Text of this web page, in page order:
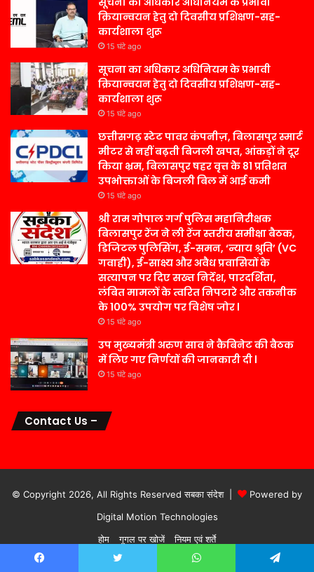
क्रियान्वयन हेतु दो दिवसीय प्रशिक्षण-सह-
कार्यशाला शुरू
15 घंटे ago
सूचना का अधिकार अधिनियम के प्रभावी
क्रियान्वयन हेतु दो दिवसीय प्रशिक्षण-सह-
कार्यशाला शुरू
15 घंटे ago
छत्तीसगढ़ स्टेट पावर कंपनीज़, बिलासपुर स्मार्ट
मीटर से नहीं बढ़ती बिजली खपत, आंकड़ों ने दूर
किया भ्रम, बिलासपुर षहर वृत्त केे 81 प्रतिशत
उपभोक्ताओं के बिजली बिल में आई कमी
15 घंटे ago
श्री राम गोपाल गर्ग पुलिस महानिरीक्षक
बिलासपुर रेंज ने ली रेंज स्तरीय समीक्षा बैठक,
डिजिटल पुलिसिंग, ई-समन, ‘न्याय श्रुति’ (VC
गवाही), ई-साक्ष्य और अवैध प्रवासियों के
सत्यापन पर दिए सख्त निर्देश, पारदर्शिता,
लंबित मामलों के त्वरित निपटारे और तकनीक
के 100% उपयोग पर विशेष जोर l
15 घंटे ago
उप मुख्यमंत्री अरुण साव ने कैबिनेट की बैठक
में लिए गए निर्णयों की जानकारी दी l
15 घंटे ago
Contact Us –
© Copyright 2026, All Rights Reserved सबका संदेश |
Powered by
Digital Motion Technologies
होम
गूगल पर खोजें नियम एवं शर्ते